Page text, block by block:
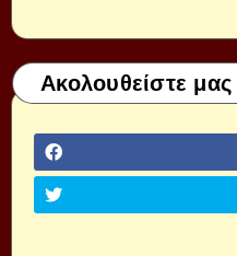
Ακολουθείστε μας